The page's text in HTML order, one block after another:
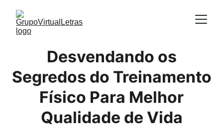
Desvendando os
Segredos do Treinamento
Físico Para Melhor
Qualidade de Vida